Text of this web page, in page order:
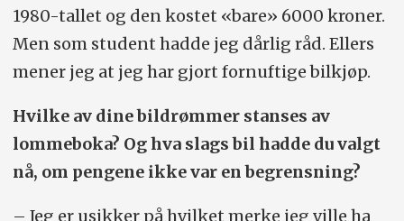
1980-tallet og den kostet «bare» 6000 kroner.
Men som student hadde jeg dårlig råd. Ellers
mener jeg at jeg har gjort fornuftige bilkjøp.
Hvilke av dine bildrømmer stanses av
lommeboka? Og hva slags bil hadde du valgt
nå, om pengene ikke var en begrensning?
– Jeg er usikker på hvilket merke jeg ville ha